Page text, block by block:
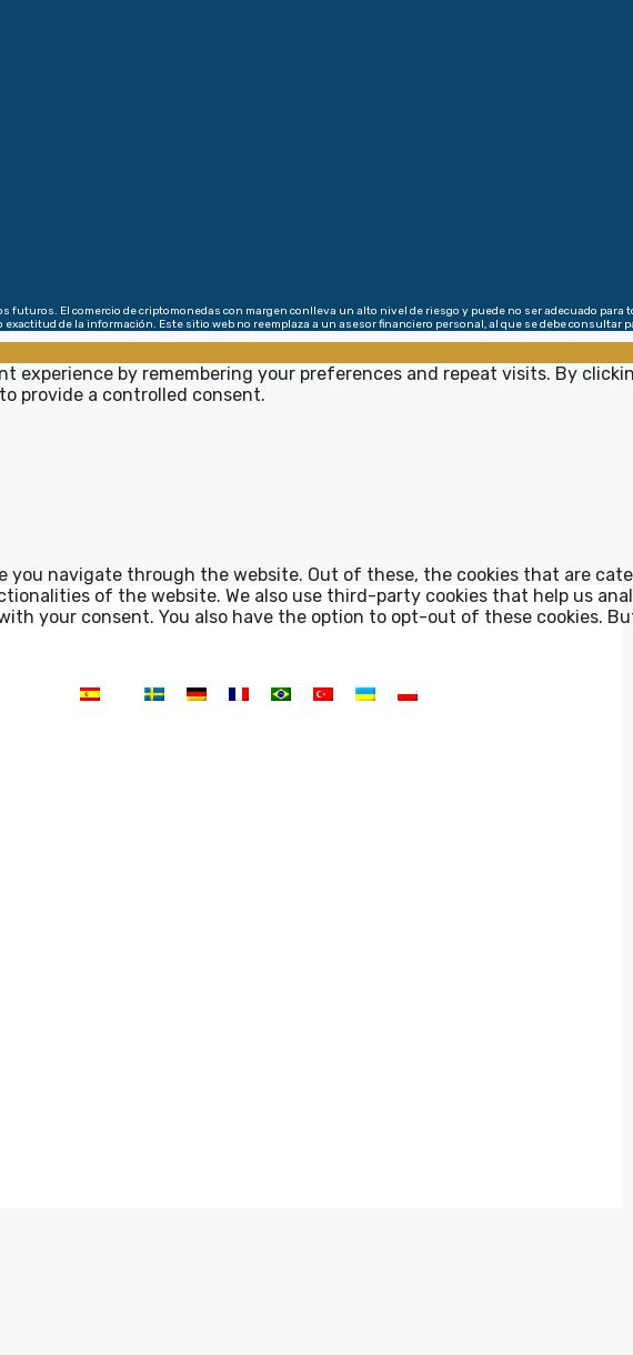
futuros. El comercio de criptomonedas con margen conlleva un alto nivel de riesgo y puede no ser adecuado
de la información. Este sitio web no reemplaza a un asesor financiero personal, al que se debe consultar
experience by remembering your preferences and repeat visits. By
provide a controlled consent.
you navigate through the website. Out of these, the cookies that are
of the website. We also use third-party cookies that help us
your consent. You also have the option to opt-out of these cookies.